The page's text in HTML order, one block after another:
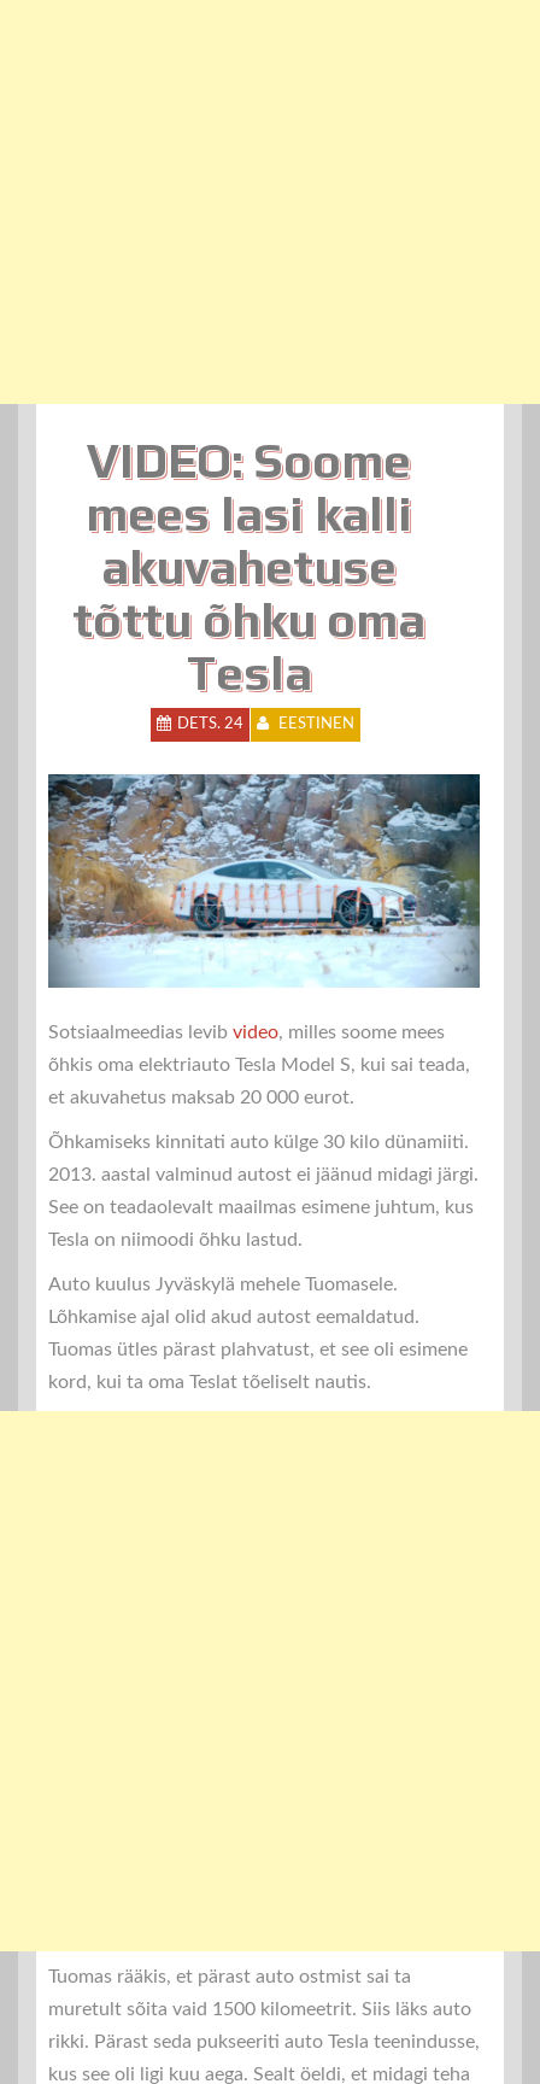
VIDEO: Soome
mees lasi kalli
akuvahetuse
tõttu õhku oma
Tesla
DETS. 24 EESTINEN
Sotsiaalmeedias levib video, milles soome mees
õhkis oma elektriauto Tesla Model S, kui sai teada,
et akuvahetus maksab 20 000 eurot.
Õhkamiseks kinnitati auto külge 30 kilo dünamiiti.
2013. aastal valminud autost ei jäänud midagi järgi.
See on teadaolevalt maailmas esimene juhtum, kus
Tesla on niimoodi õhku lastud.
Auto kuulus Jyväskylä mehele Tuomasele.
Lõhkamise ajal olid akud autost eemaldatud.
Tuomas ütles pärast plahvatust, et see oli esimene
kord, kui ta oma Teslat tõeliselt nautis.
Tuomas rääkis, et pärast auto ostmist sai ta
muretult sõita vaid 1500 kilomeetrit. Siis läks auto
rikki. Pärast seda pukseeriti auto Tesla teenindusse,
kus see oli ligi kuu aega. Sealt öeldi, et midagi teha